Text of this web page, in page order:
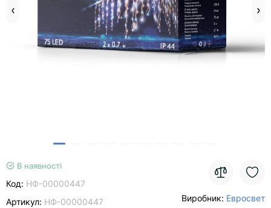
В наявності
Код: НФ-00000447
Артикул: НФ-00000447 Виробник: Евросвет